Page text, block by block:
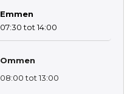
Emmen
07:30 tot 14:00
Ommen
08:00 tot 13:00